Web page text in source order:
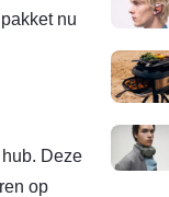
nu
Deze
op